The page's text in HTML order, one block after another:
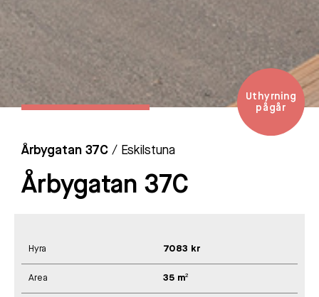
Uthyrning
pågår
Hyra 7083 kr
Area 35 m²
Årbygatan 37C / Eskilstuna
Årbygatan 37C